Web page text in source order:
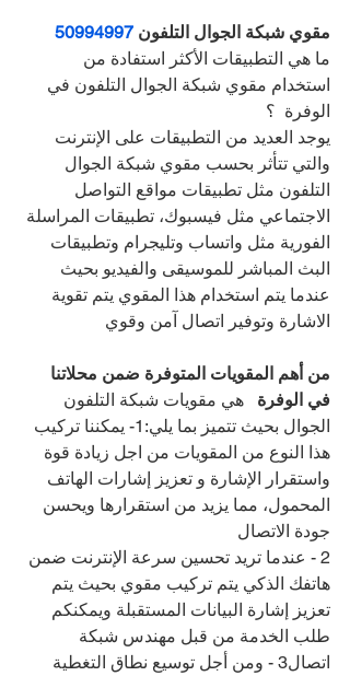
مقوي شبكة الجوال التلفون 50994997
ما هي التطبيقات الأكثر استفادة من
استخدام مقوي شبكة الجوال التلفون في
الوفرة  ؟
يوجد العديد من التطبيقات على الإنترنت
والتي تتأثر بحسب مقوي شبكة الجوال
التلفون مثل تطبيقات مواقع التواصل
الاجتماعي مثل فيسبوك، تطبيقات المراسلة
الفورية مثل واتساب وتليجرام وتطبيقات
البث المباشر للموسيقى والفيديو بحيث
عندما يتم استخدام هذا المقوي يتم تقوية
الاشارة وتوفير اتصال آمن وقوي
من أهم المقويات المتوفرة ضمن محلاتنا
في الوفرة هي مقويات شبكة التلفون
الجوال بحيث تتميز بما يلي:1- يمكننا تركيب
هذا النوع من المقويات من اجل زيادة قوة
واستقرار الإشارة و تعزيز إشارات الهاتف
المحمول، مما يزيد من استقرارها ويحسن
جودة الاتصال
2 - عندما تريد تحسين سرعة الإنترنت ضمن
هاتفك الذكي يتم تركيب مقوي بحيث يتم
تعزيز إشارة البيانات المستقبلة ويمكنكم
طلب الخدمة من قبل مهندس شبكة
اتصال3 - ومن أجل توسيع نطاق التغطية